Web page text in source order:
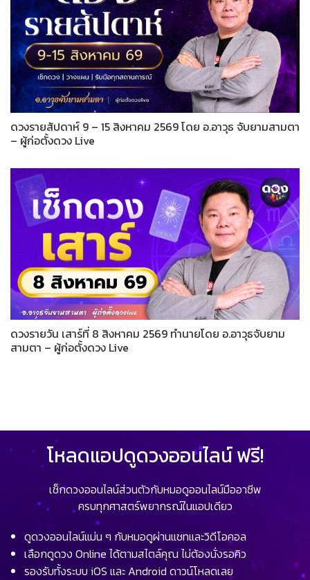
ดวงรายสัปดาห์ 9 – 15 สิงหาคม 2569 โดย อ.อาวุธ จับยามสามตา
– ผู้ก่อตั้งดวง Live
ดวงรายวัน เสาร์ที่ 8 สิงหาคม 2569 ทำนายโดย อ.อาวุธจับยาม
สามตา – ผู้ก่อตั้งดวง Live
โหลดแอปดูดวงออนไลน์ ฟรี!
เช็กดวงออนไลน์ส่วนตัวกับหมอดูออนไลน์มืออาชีพ
ครบทุกศาสตร์พยากรณ์ในแอปเดียว
ดูดวงออนไลน์แม่น ๆ กับหมอดูผ่านแชทและวิดีโอคอล
เลือกดูดวง Online ได้ตามสไตล์คุณ ไม่ต้องนั่งรอคิว
รองรับทั้งระบบ iOS และ Android ดาวน์โหลดเลย